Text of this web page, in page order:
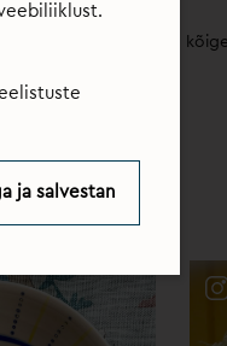
on valmistatud
ja salvestan